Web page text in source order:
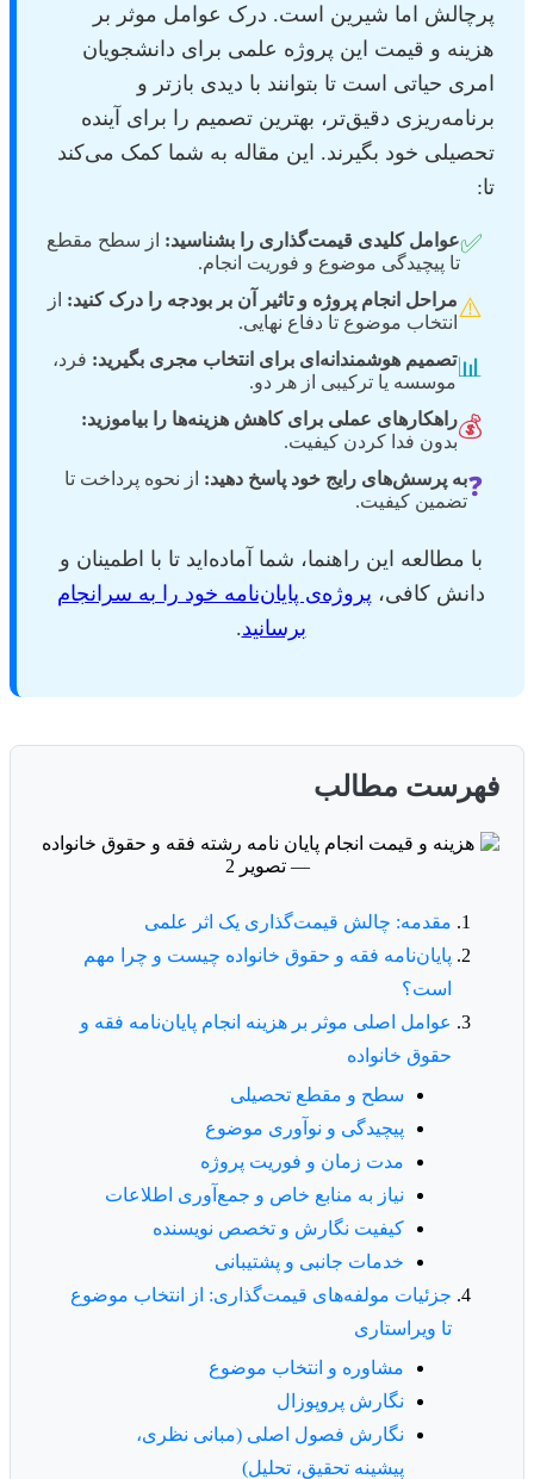
پرچالش اما شیرین است. درک عوامل موثر بر
هزینه و قیمت این پروژه علمی برای دانشجویان
امری حیاتی است تا بتوانند با دیدی بازتر و
برنامه‌ریزی دقیق‌تر، بهترین تصمیم را برای آینده
تحصیلی خود بگیرند. این مقاله به شما کمک می‌کند
تا:
✅عوامل کلیدی قیمت‌گذاری را بشناسید: از سطح مقطع
تا پیچیدگی موضوع و فوریت انجام.
⚠️مراحل انجام پروژه و تاثیر آن بر بودجه را درک کنید: از
انتخاب موضوع تا دفاع نهایی.
📊تصمیم هوشمندانه‌ای برای انتخاب مجری بگیرید: فرد،
موسسه یا ترکیبی از هر دو.
💰راهکارهای عملی برای کاهش هزینه‌ها را بیاموزید:
بدون فدا کردن کیفیت.
❓به پرسش‌های رایج خود پاسخ دهید: از نحوه پرداخت تا
تضمین کیفیت.
با مطالعه این راهنما، شما آماده‌اید تا با اطمینان و
دانش کافی، پروژه‌ی پایان‌نامه خود را به سرانجام
برسانید.
فهرست مطالب
مقدمه: چالش قیمت‌گذاری یک اثر علمی
پایان‌نامه فقه و حقوق خانواده چیست و چرا مهم
است؟
عوامل اصلی موثر بر هزینه انجام پایان‌نامه فقه و
حقوق خانواده
سطح و مقطع تحصیلی
پیچیدگی و نوآوری موضوع
مدت زمان و فوریت پروژه
نیاز به منابع خاص و جمع‌آوری اطلاعات
کیفیت نگارش و تخصص نویسنده
خدمات جانبی و پشتیبانی
جزئیات مولفه‌های قیمت‌گذاری: از انتخاب موضوع
تا ویراستاری
مشاوره و انتخاب موضوع
نگارش پروپوزال
نگارش فصول اصلی (مبانی نظری،
پیشینه تحقیق، تحلیل)